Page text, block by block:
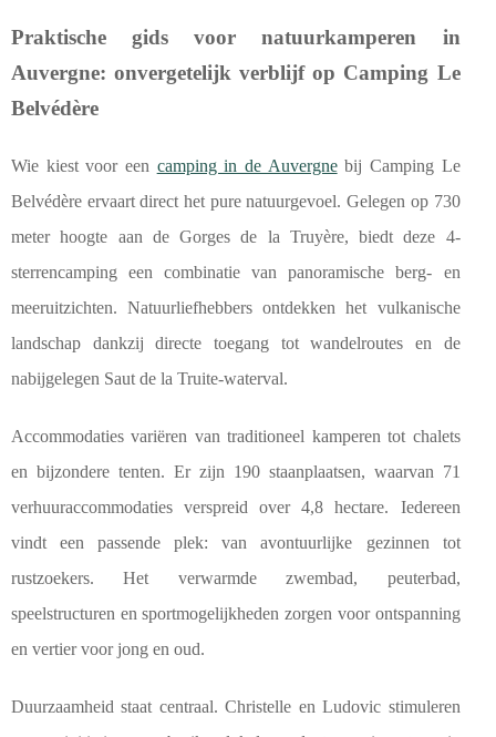
Praktische gids voor natuurkamperen in
Auvergne: onvergetelijk verblijf op Camping Le
Belvédère
Wie kiest voor een camping in de Auvergnebij Camping Le
Belvédère ervaart direct het pure natuurgevoel. Gelegen op 730
meter hoogte aan de Gorges de la Truyère, biedt deze 4-
sterrencamping een combinatie van panoramische berg- en
meeruitzichten. Natuurliefhebbers ontdekken het vulkanische
landschap dankzij directe toegang tot wandelroutes en de
nabijgelegen Saut de la Truite-waterval.
Accommodaties variëren van traditioneel kamperen tot chalets
en bijzondere tenten. Er zijn 190 staanplaatsen, waarvan 71
verhuuraccommodaties verspreid over 4,8 hectare. Iedereen
vindt een passende plek: van avontuurlijke gezinnen tot
rustzoekers. Het verwarmde zwembad, peuterbad,
speelstructuren en sportmogelijkheden zorgen voor ontspanning
en vertier voor jong en oud.
Duurzaamheid staat centraal. Christelle en Ludovic stimuleren